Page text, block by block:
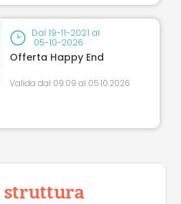
Dal 19-11-2021 al
05-10-2026
Offerta Happy End
Valida dal 09.09 al 05.10.2026
struttura